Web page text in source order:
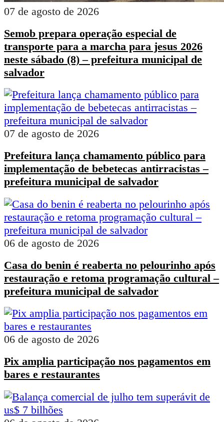
07 de agosto de 2026
Semob prepara operação especial de
transporte para a marcha para jesus 2026
neste sábado (8) – prefeitura municipal de
salvador
07 de agosto de 2026
Prefeitura lança chamamento público para
implementação de bebetecas antirracistas –
prefeitura municipal de salvador
06 de agosto de 2026
Casa do benin é reaberta no pelourinho após
restauração e retoma programação cultural –
prefeitura municipal de salvador
06 de agosto de 2026
Pix amplia participação nos pagamentos em
bares e restaurantes